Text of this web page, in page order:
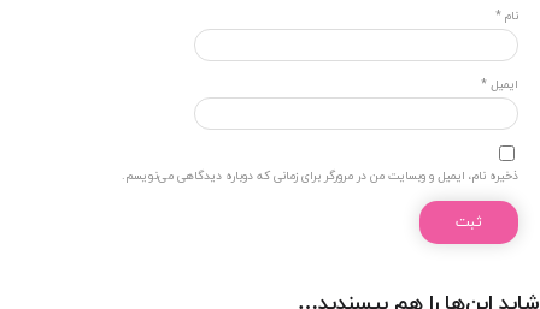
نام *
ایمیل *
ذخیره نام، ایمیل و وبسایت من در مرورگر برای زمانی که دوباره دیدگاهی می‌نویسم.